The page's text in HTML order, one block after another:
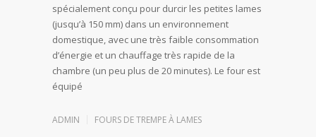
spécialement conçu pour durcir les petites lames
(jusqu’à 150 mm) dans un environnement
domestique, avec une très faible consommation
d’énergie et un chauffage très rapide de la
chambre (un peu plus de 20 minutes). Le four est
équipé
ADMIN FOURS DE TREMPE À LAMES